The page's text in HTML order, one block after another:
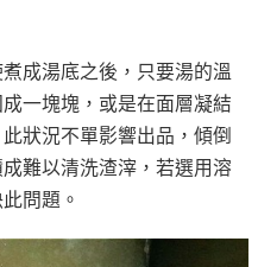
成湯底之後，只要湯的溫
一塊塊，或是在面層凝結
狀況不單影響出品，傾倒
難以清洗渣滓，若選用溶
問題。